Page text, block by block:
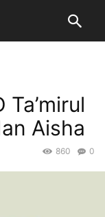
Aisha
0
860